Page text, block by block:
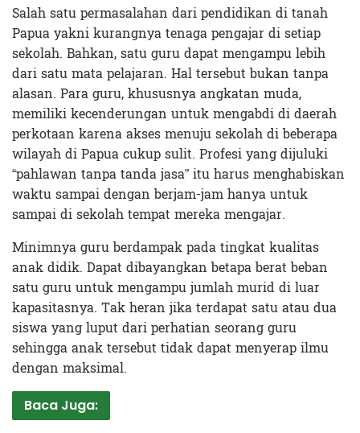
Salah satu permasalahan dari pendidikan di tanah
Papua yakni kurangnya tenaga pengajar di setiap
sekolah. Bahkan, satu guru dapat mengampu lebih
dari satu mata pelajaran. Hal tersebut bukan tanpa
alasan. Para guru, khususnya angkatan muda,
memiliki kecenderungan untuk mengabdi di daerah
perkotaan karena akses menuju sekolah di beberapa
wilayah di Papua cukup sulit. Profesi yang dijuluki
“pahlawan tanpa tanda jasa” itu harus menghabiskan
waktu sampai dengan berjam-jam hanya untuk
sampai di sekolah tempat mereka mengajar.
Minimnya guru berdampak pada tingkat kualitas
anak didik. Dapat dibayangkan betapa berat beban
satu guru untuk mengampu jumlah murid di luar
kapasitasnya. Tak heran jika terdapat satu atau dua
siswa yang luput dari perhatian seorang guru
sehingga anak tersebut tidak dapat menyerap ilmu
dengan maksimal.
Baca Juga: